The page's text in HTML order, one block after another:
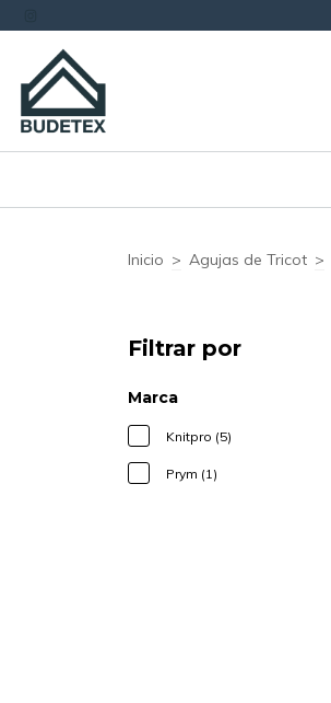
Inicio > Agujas de Tricot >
Filtrar por
Marca
Knitpro (5)
Prym (1)